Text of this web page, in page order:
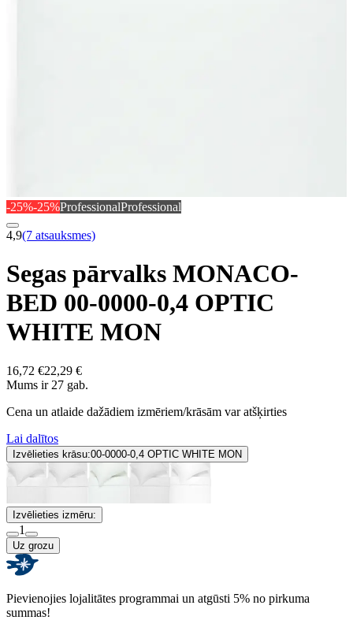
-25%-25%ProfessionalProfessional
4,9(7 atsauksmes)
Segas pārvalks MONACO-
BED 00-0000-0,4 OPTIC
WHITE MON
16,72 €22,29 €
Mums ir 27 gab.
Cena un atlaide dažādiem izmēriem/krāsām var atšķirties
Lai dalītos
Izvēlieties krāsu:00-0000-0,4 OPTIC WHITE MON
Izvēlieties izmēru:
1
Uz grozu
Pievienojies lojalitātes programmai un atgūsti 5% no pirkuma
summas!